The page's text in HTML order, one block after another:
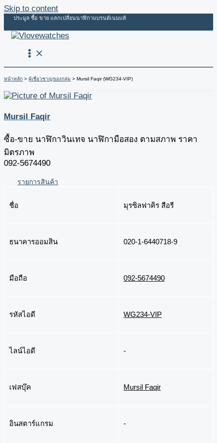
Skip to content
ประมูล ซื้อ ขาย แลกเปลี่ยนนาฬิกาแบรนด์เนมแท้
หน้าหลัก ผู้เชี่ยวชาญของกลุ่ม Mursil Faqir (WG234-VIP)
Mursil Faqir
ซื้อ-ขาย นาฬิกาวินเทจ นาฬิกามือสอง ตามสภาพ ราคา
มิตรภาพ
092-5674490
รายการสินค้า
ชื่อ มุรซิลฟาคิร​ สือรี
ธนาคารออมสิน 020-1-6440718-9
มือถือ 092-5674490
รหัสไอดี WG234-VIP
ไลน์ไอดี -
เฟสบุ๊ค Mursil Faqir
อินสตาร์แกรม -